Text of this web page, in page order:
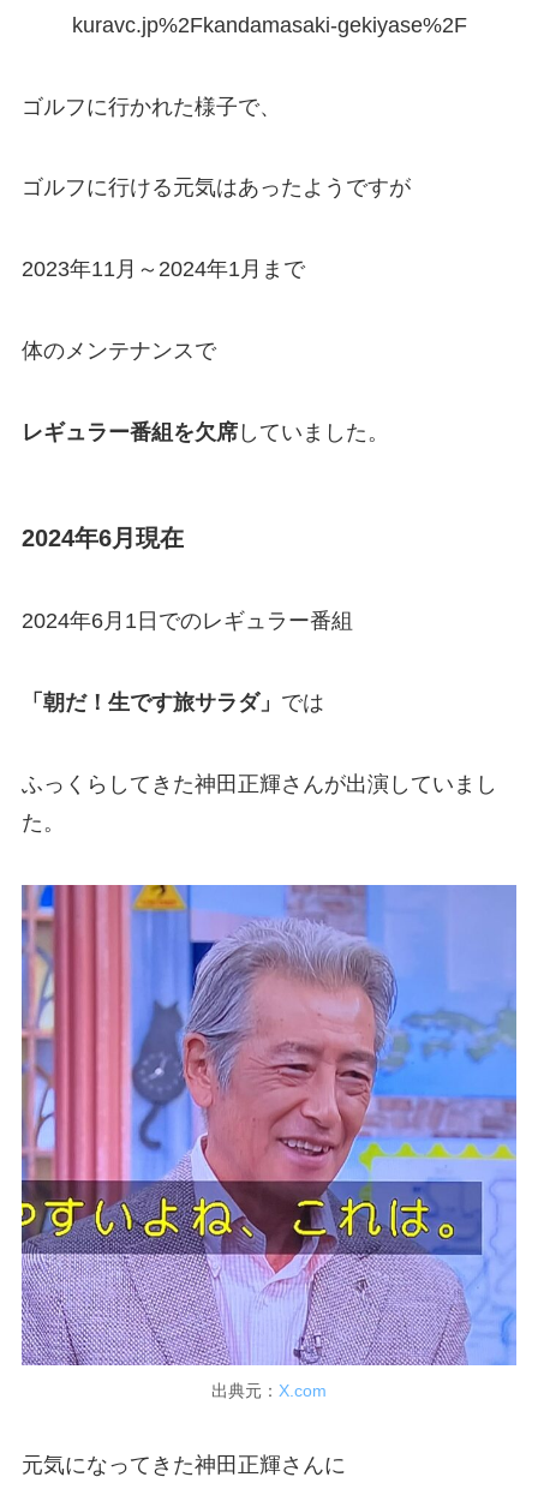
kuravc.jp%2Fkandamasaki-gekiyase%2F
ゴルフに行かれた様子で、
ゴルフに行ける元気はあったようですが
2023年11月～2024年1月まで
体のメンテナンスで
レギュラー番組を欠席していました。
2024年6月現在
2024年6月1日でのレギュラー番組
「朝だ！生です旅サラダ」 では
ふっくらしてきた神田正輝さんが出演していまし
た。
出典元： X.com
元気になってきた神田正輝さんに